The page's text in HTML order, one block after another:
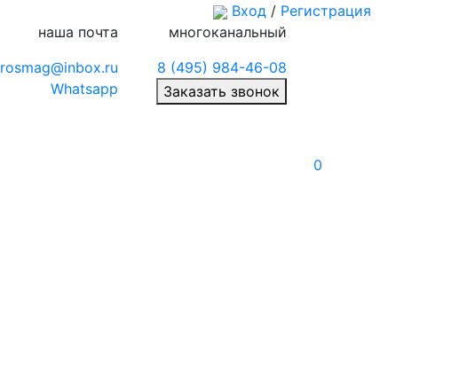
Вход / Регистрация
наша почта
rosmag@inbox.ru
Whatsapp
многоканальный
8 (495) 984-46-08
Заказать звонок
0